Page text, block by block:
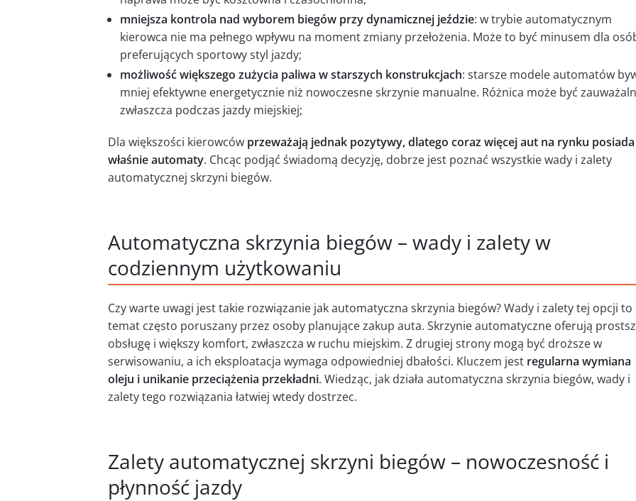
mniejsza kontrola nad wyborem biegów przy dynamicznej jeździe: w trybie automatycznym
kierowca nie ma pełnego wpływu na moment zmiany przełożenia. Może to być minusem dla
preferujących sportowy styl jazdy;
możliwość większego zużycia paliwa w starszych konstrukcjach: starsze modele automatów
mniej efektywne energetycznie niż nowoczesne skrzynie manualne. Różnica może być
zwłaszcza podczas jazdy miejskiej;
Dla większości kierowców przeważają jednak pozytywy, dlatego coraz więcej aut na rynku posiada
właśnie automaty. Chcąc podjąć świadomą decyzję, dobrze jest poznać wszystkie wady i zalety
automatycznej skrzyni biegów.
Automatyczna skrzynia biegów – wady i zalety w
codziennym użytkowaniu
Czy warte uwagi jest takie rozwiązanie jak automatyczna skrzynia biegów? Wady i zalety tej opcji to
temat często poruszany przez osoby planujące zakup auta. Skrzynie automatyczne oferują
obsługę i większy komfort, zwłaszcza w ruchu miejskim. Z drugiej strony mogą być droższe w
serwisowaniu, a ich eksploatacja wymaga odpowiedniej dbałości. Kluczem jest regularna wymiana
oleju i unikanie przeciążenia przekładni. Wiedząc, jak działa automatyczna skrzynia biegów, wady i
zalety tego rozwiązania łatwiej wtedy dostrzec.
Zalety automatycznej skrzyni biegów – nowoczesność i
płynność jazdy